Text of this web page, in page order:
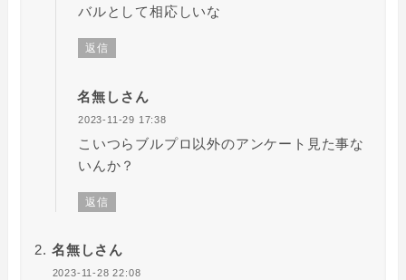
バルとして相応しいな
返信
名無しさん
2023-11-29 17:38
こいつらブルプロ以外のアンケート見た事な
いんか？
返信
名無しさん
2023-11-28 22:08